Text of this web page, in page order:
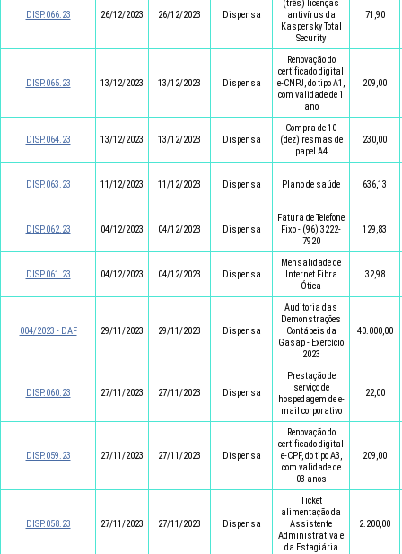
DISP.066.23 26/12/2023 26/12/2023 Dispensa
(três) licenças
antivírus da
Kaspersky Total
Security
71,90
DISP.065.23 13/12/2023 13/12/2023 Dispensa
Renovação do
certificado digital
e-CNPJ, do tipo A1,
com validade de 1
ano
209,00
DISP.064.23 13/12/2023 13/12/2023 Dispensa
Compra de 10
(dez) resmas de
papel A4
230,00
DISP.063.23 11/12/2023 11/12/2023 Dispensa Plano de saúde 636,13
DISP.062.23 04/12/2023 04/12/2023 Dispensa
Fatura de Telefone
Fixo - (96) 3222-
7920
129,83
DISP.061.23 04/12/2023 04/12/2023 Dispensa
Mensalidade de
Internet Fibra
Ótica
32,98
004/2023 - DAF 29/11/2023 29/11/2023 Dispensa
Auditoria das
Demonstrações
Contábeis da
Gasap - Exercício
2023
40.000,00
DISP.060.23 27/11/2023 27/11/2023 Dispensa
Prestação de
serviço de
hospedagem de e-
mail corporativo
22,00
DISP.059.23 27/11/2023 27/11/2023 Dispensa
Renovação do
certificado digital
e-CPF, do tipo A3,
com validade de
03 anos
209,00
DISP.058.23 27/11/2023 27/11/2023 Dispensa
Ticket
alimentação da
Assistente
Administrativa e
da Estagiária
2.200,00